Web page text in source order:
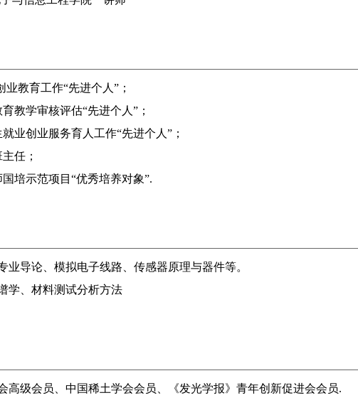
业教育工作“先进个人”；
教学审核评估“先进个人”；
业创业服务育人工作“先进个人”；
任；
培示范项目“优秀培养对象”.
业导论、模拟电子线路、传感器原理与器件等。
学、材料测试分析方法
高级会员、中国稀土学会会员、《发光学报》青年创新促进会会员.